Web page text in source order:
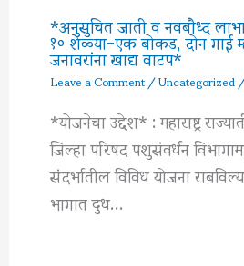
*अनुसुचित जाती व नवबौध्द
१० शेळ्या-एक बोकड, दोन गाई
जनावरांना खाद्य वाटप*
Leave a Comment/Uncategorized
*योजनेचा उद्देश* : महाराष्ट्र
जिल्हा परिषद पशुसंवर्धन
संदर्भातील विविध योजना
भागात दुध…